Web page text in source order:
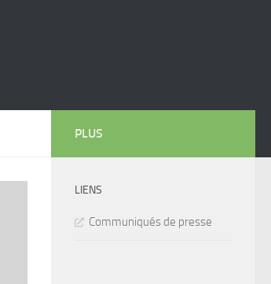
PLUS
LIENS
Communiqués de presse